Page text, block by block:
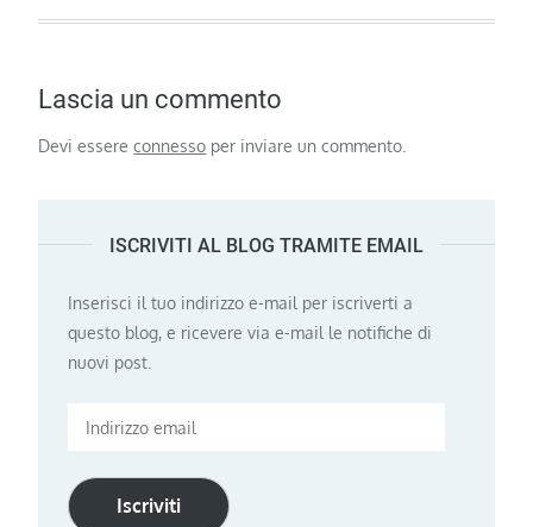
Lascia un commento
Devi essereconnesso per inviare un commento.
ISCRIVITI AL BLOG TRAMITE EMAIL
Inserisci il tuo indirizzo e-mail per iscriverti a
questo blog, e ricevere via e-mail le notifiche di
nuovi post.
Indirizzo
Iscriviti